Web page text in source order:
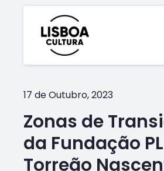
17 de Outubro, 2023
Zonas de
da Fundação
Torreão